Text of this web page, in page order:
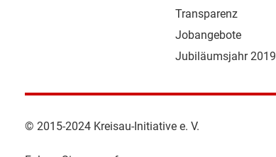
Transparenz
Jobangebote
Jubiläumsjahr 2019
© 2015-2024 Kreisau-Initiative e. V.